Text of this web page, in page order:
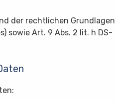
der rechtlichen Grundlagen
sowie Art. 9 Abs. 2 lit. h DS-